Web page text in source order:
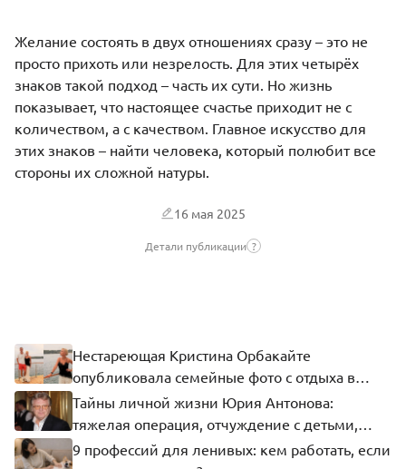
Желание состоять в двух отношениях сразу – это не
просто прихоть или незрелость. Для этих четырёх
знаков такой подход – часть их сути. Но жизнь
показывает, что настоящее счастье приходит не с
количеством, а с качеством. Главное искусство для
этих знаков – найти человека, который полюбит все
стороны их сложной натуры.
16 мая 2025
Детали публикации ?
Нестареющая Кристина Орбакайте
опубликовала семейные фото с отдыха в
Монако
Тайны личной жизни Юрия Антонова:
тяжелая операция, отчуждение с детьми,
одиночество
9 профессий для ленивых: кем работать, если